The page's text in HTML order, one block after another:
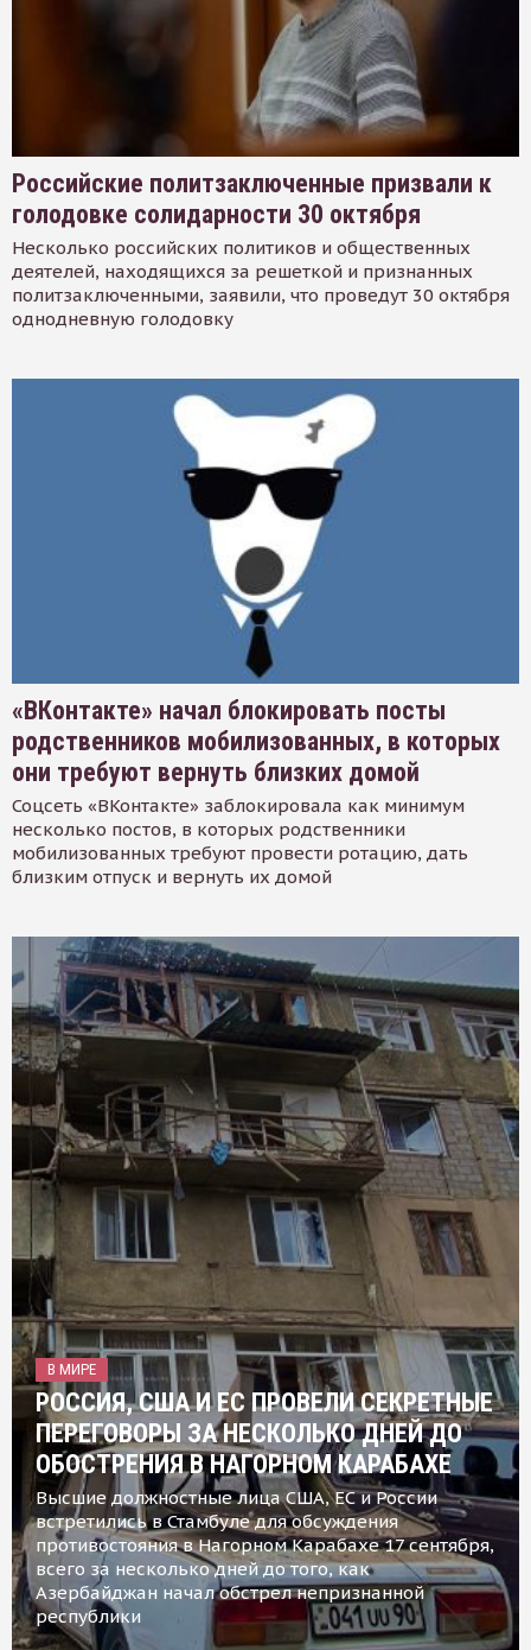
Российские политзаключенные призвали к
голодовке солидарности 30 октября
Несколько российских политиков и общественных
деятелей, находящихся за решеткой и признанных
политзаключенными, заявили, что проведут 30 октября
однодневную голодовку
«ВКонтакте» начал блокировать посты
родственников мобилизованных, в которых
они требуют вернуть близких домой
Соцсеть «ВКонтакте» заблокировала как минимум
несколько постов, в которых родственники
мобилизованных требуют провести ротацию, дать
близким отпуск и вернуть их домой
В МИРЕ
РОССИЯ, США И ЕС ПРОВЕЛИ СЕКРЕТНЫЕ
ПЕРЕГОВОРЫ ЗА НЕСКОЛЬКО ДНЕЙ ДО
ОБОСТРЕНИЯ В НАГОРНОМ КАРАБАХЕ
Высшие должностные лица США, ЕС и России
встретились в Стамбуле для обсуждения
противостояния в Нагорном Карабахе 17 сентября,
всего за несколько дней до того, как
Азербайджан начал обстрел непризнанной
республики